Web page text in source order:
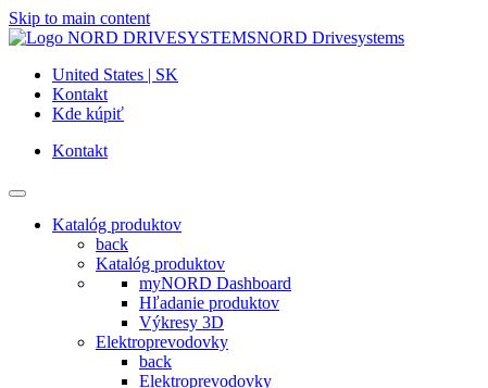
Skip to main content
NORD Drivesystems
United States | SK
Kontakt
Kde kúpiť
Kontakt
Katalóg produktov
back
Katalóg produktov
myNORD Dashboard
Hľadanie produktov
Výkresy 3D
Elektroprevodovky
back
Elektroprevodovky